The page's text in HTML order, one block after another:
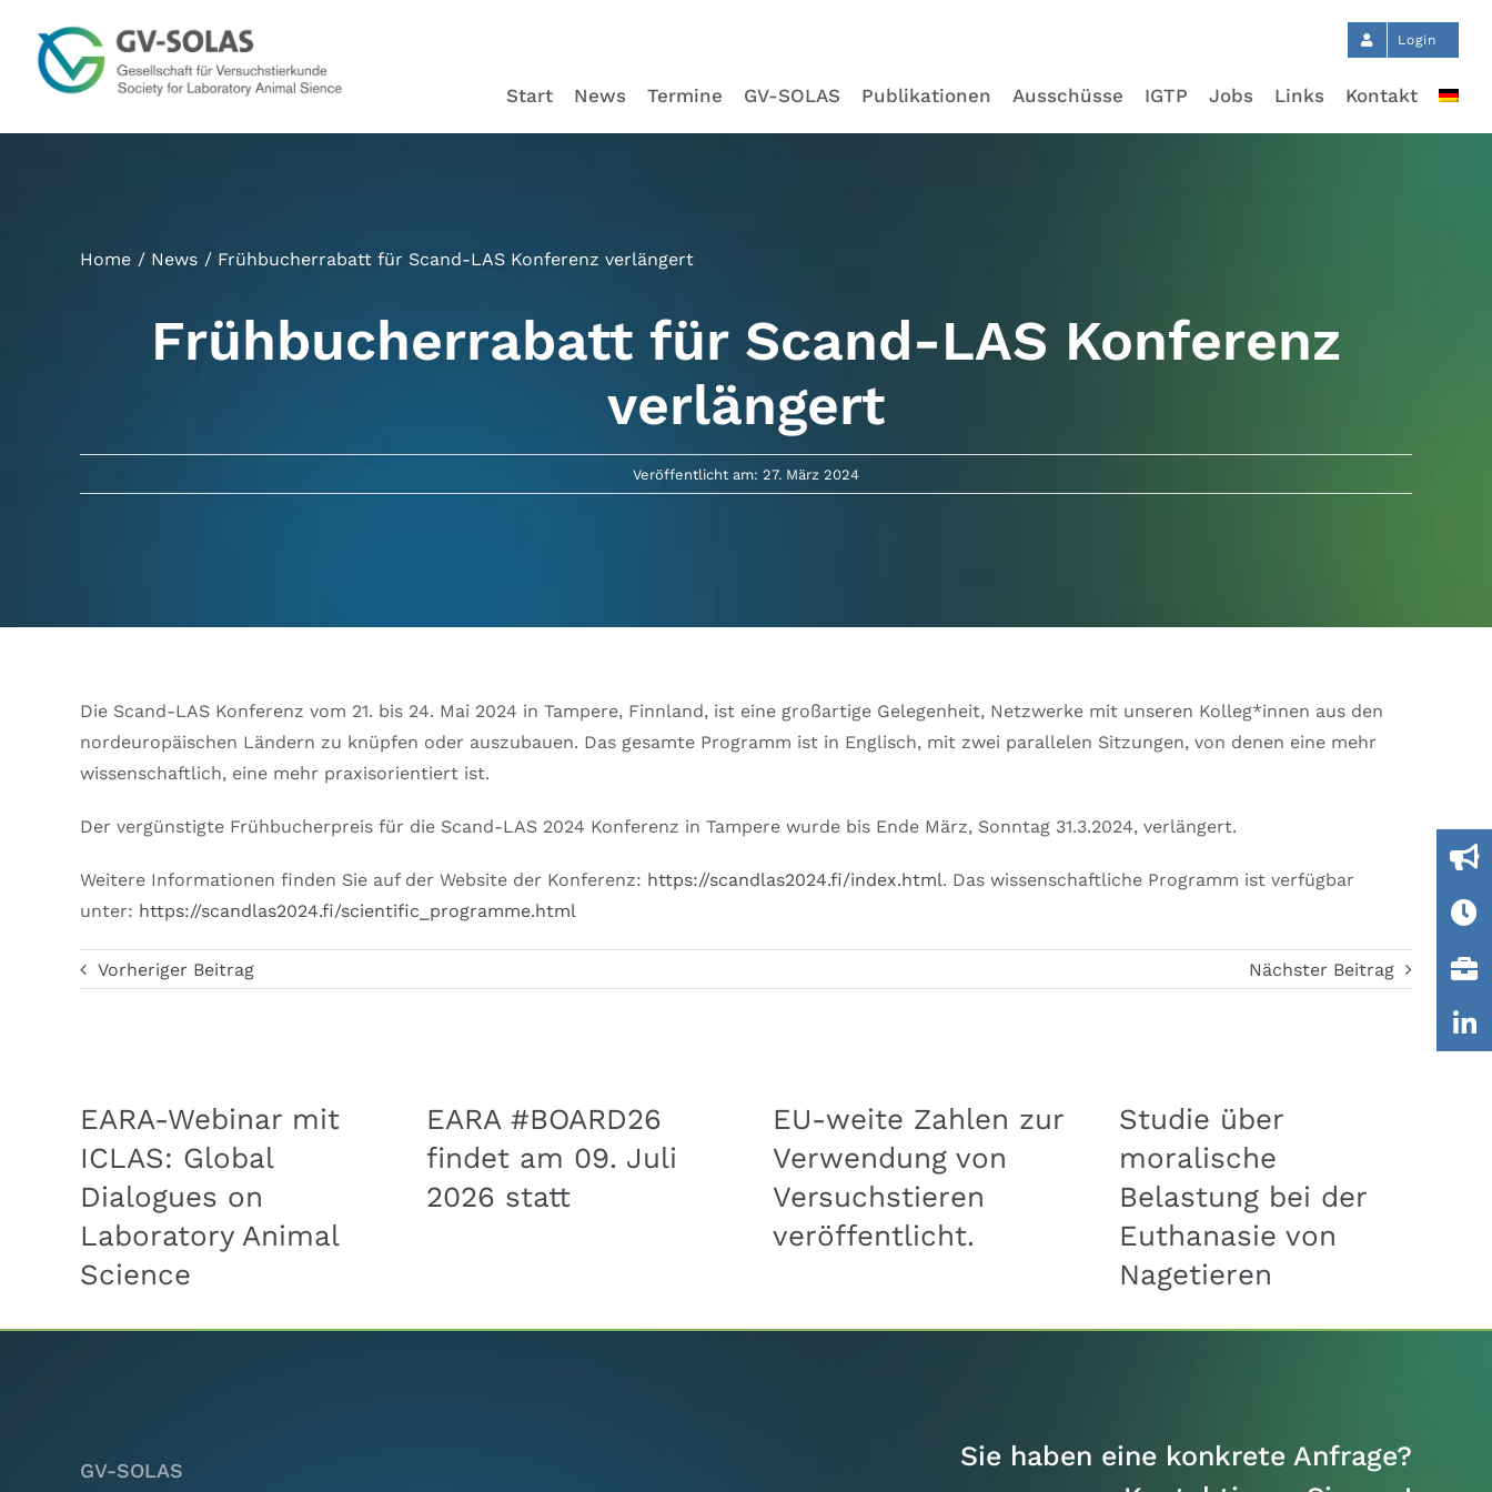
Inhalt
springen
Login
Start News Termine GV-SOLAS Publikationen Ausschüsse IGTP Jobs Links Kontakt
Home News Frühbucherrabatt für Scand-LAS Konferenz verlängert
Frühbucherrabatt für Scand-LAS Konferenz
verlängert
Veröffentlicht am: 27. März 2024
Die Scand-LAS Konferenz vom 21. bis 24. Mai 2024 in Tampere, Finnland, ist eine großartige Gelegenheit, Netzwerke mit unseren Kolleg*innen aus den
nordeuropäischen Ländern zu knüpfen oder auszubauen. Das gesamte Programm ist in Englisch, mit zwei parallelen Sitzungen, von denen eine mehr
wissenschaftlich, eine mehr praxisorientiert ist.
Der vergünstigte Frühbucherpreis für die Scand-LAS 2024 Konferenz in Tampere wurde bis Ende März, Sonntag 31.3.2024, verlängert.
Weitere Informationen finden Sie auf der Website der Konferenz: https://scandlas2024.fi/index.html. Das wissenschaftliche Programm ist verfügbar
unter: https://scandlas2024.fi/scientific_programme.html
Vorheriger Beitrag Nächster Beitrag
EARA-Webinar mit
ICLAS: Global
Dialogues on
Laboratory Animal
Science
EARA #BOARD26
findet am 09. Juli
2026 statt
EU-weite Zahlen zur
Verwendung von
Versuchstieren
veröffentlicht.
Studie über
moralische
Belastung bei der
Euthanasie von
Nagetieren
GV-SOLAS
Sie haben eine konkrete Anfrage?